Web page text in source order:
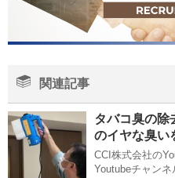
関連記事
タバコ臭の除
のイヤな臭い
CCI株式会社の
Youtubeチャン